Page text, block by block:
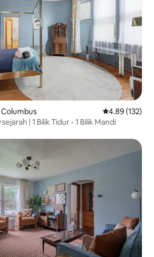
Penarafan
4.89 (132)
| 1 Bilik Tidur - 1 Bilik Mandi